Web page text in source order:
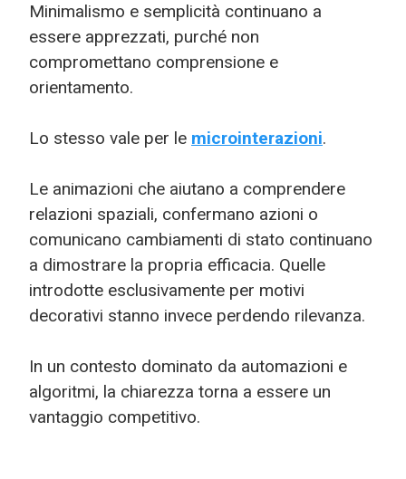
Minimalismo e semplicità continuano a
essere apprezzati, purché non
compromettano comprensione e
orientamento.
Lo stesso vale per le microinterazioni.
Le animazioni che aiutano a comprendere
relazioni spaziali, confermano azioni o
comunicano cambiamenti di stato continuano
a dimostrare la propria efficacia. Quelle
introdotte esclusivamente per motivi
decorativi stanno invece perdendo rilevanza.
In un contesto dominato da automazioni e
algoritmi, la chiarezza torna a essere un
vantaggio competitivo.